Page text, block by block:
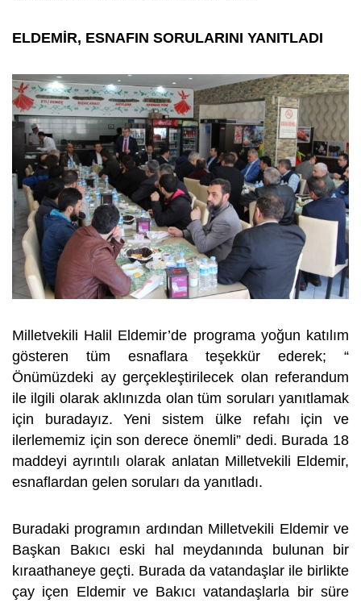
ELDEMİR, ESNAFIN SORULARINI YANITLADI
Milletvekili Halil Eldemir’de programa yoğun katılım
gösteren tüm esnaflara teşekkür ederek; “
Önümüzdeki ay gerçekleştirilecek olan referandum
ile ilgili olarak aklınızda olan tüm soruları yanıtlamak
için buradayız. Yeni sistem ülke refahı için ve
ilerlememiz için son derece önemli” dedi. Burada 18
maddeyi ayrıntılı olarak anlatan Milletvekili Eldemir,
esnaflardan gelen soruları da yanıtladı.
Buradaki programın ardından Milletvekili Eldemir ve
Başkan Bakıcı eski hal meydanında bulunan bir
kıraathaneye geçti. Burada da vatandaşlar ile birlikte
çay içen Eldemir ve Bakıcı vatandaşlarla bir süre